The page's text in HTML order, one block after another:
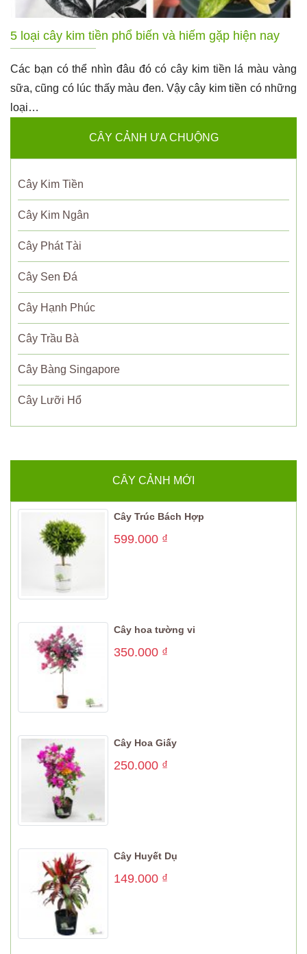
5 loại cây kim tiền phổ biến và hiếm gặp hiện nay
Các bạn có thể nhìn đâu đó có cây kim tiền lá màu vàng
sữa, cũng có lúc thấy màu đen. Vậy cây kim tiền có những
loại…
CÂY CẢNH ƯA CHUỘNG
Cây Kim Tiền
Cây Kim Ngân
Cây Phát Tài
Cây Sen Đá
Cây Hạnh Phúc
Cây Trầu Bà
Cây Bàng Singapore
Cây Lưỡi Hổ
CÂY CẢNH MỚI
Cây Trúc Bách Hợp
599.000 ₫
Cây hoa tường vi
350.000 ₫
Cây Hoa Giấy
250.000 ₫
Cây Huyết Dụ
149.000 ₫